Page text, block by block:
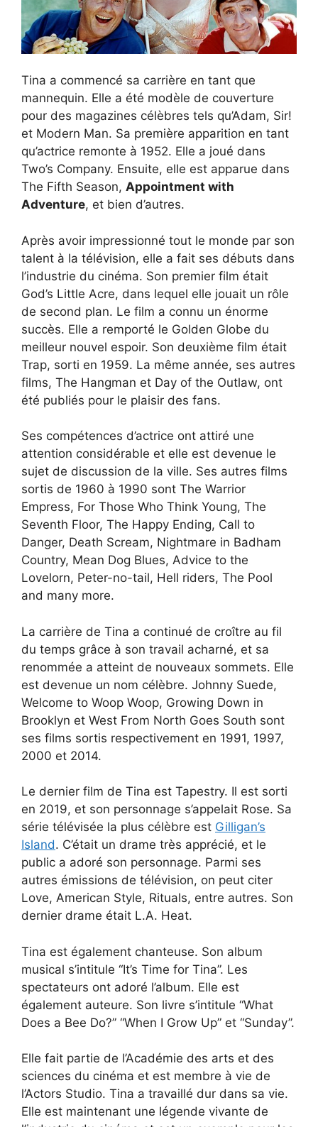
Tina a commencé sa carrière en tant que
mannequin. Elle a été modèle de couverture
pour des magazines célèbres tels qu’Adam, Sir!
et Modern Man. Sa première apparition en tant
qu’actrice remonte à 1952. Elle a joué dans
Two’s Company. Ensuite, elle est apparue dans
The Fifth Season, Appointment with
Adventure, et bien d’autres.
Après avoir impressionné tout le monde par son
talent à la télévision, elle a fait ses débuts dans
l’industrie du cinéma. Son premier film était
God’s Little Acre, dans lequel elle jouait un rôle
de second plan. Le film a connu un énorme
succès. Elle a remporté le Golden Globe du
meilleur nouvel espoir. Son deuxième film était
Trap, sorti en 1959. La même année, ses autres
films, The Hangman et Day of the Outlaw, ont
été publiés pour le plaisir des fans.
Ses compétences d’actrice ont attiré une
attention considérable et elle est devenue le
sujet de discussion de la ville. Ses autres films
sortis de 1960 à 1990 sont The Warrior
Empress, For Those Who Think Young, The
Seventh Floor, The Happy Ending, Call to
Danger, Death Scream, Nightmare in Badham
Country, Mean Dog Blues, Advice to the
Lovelorn, Peter-no-tail, Hell riders, The Pool
and many more.
La carrière de Tina a continué de croître au fil
du temps grâce à son travail acharné, et sa
renommée a atteint de nouveaux sommets. Elle
est devenue un nom célèbre. Johnny Suede,
Welcome to Woop Woop, Growing Down in
Brooklyn et West From North Goes South sont
ses films sortis respectivement en 1991, 1997,
2000 et 2014.
Le dernier film de Tina est Tapestry. Il est sorti
en 2019, et son personnage s’appelait Rose. Sa
série télévisée la plus célèbre est Gilligan’s
Island. C’était un drame très apprécié, et le
public a adoré son personnage. Parmi ses
autres émissions de télévision, on peut citer
Love, American Style, Rituals, entre autres. Son
dernier drame était L.A. Heat.
Tina est également chanteuse. Son album
musical s’intitule “It’s Time for Tina”. Les
spectateurs ont adoré l’album. Elle est
également auteure. Son livre s’intitule “What
Does a Bee Do?” “When I Grow Up” et “Sunday”.
Elle fait partie de l’Académie des arts et des
sciences du cinéma et est membre à vie de
l’Actors Studio. Tina a travaillé dur dans sa vie.
Elle est maintenant une légende vivante de